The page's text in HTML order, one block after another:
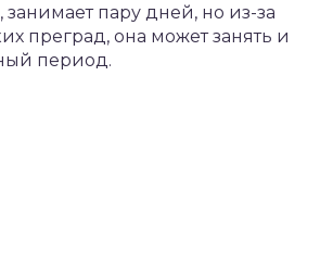
занимает пару дней, но из-за
преград, она может занять и
период.